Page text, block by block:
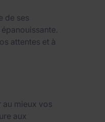
de ses
attentes et à
au mieux vos
aux